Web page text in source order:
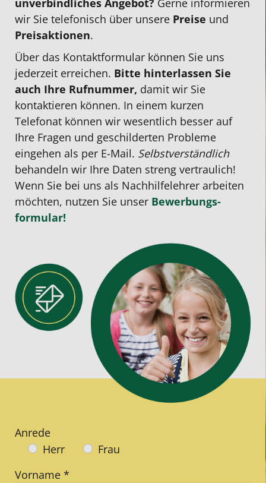
unverbindliches Angebot? Gerne informieren
wir Sie telefonisch über unsere Preise und
Preisaktionen.
Über das Kontakt­formular können Sie uns
jederzeit erreichen. Bitte hinterlassen Sie
auch Ihre Rufnummer, damit wir Sie
kontaktieren können. In einem kurzen
Telefonat können wir wesentlich besser auf
Ihre Fragen und geschilderten Probleme
eingehen als per E-Mail. Selbst­verständlich
behandeln wir Ihre Daten streng vertraulich!
Wenn Sie bei uns als Nachhilfe­lehrer arbeiten
möchten, nutzen Sie unser Bewerbungs­
formular!
Bitte lasse dieses Feld leer.
Bitte lasse dieses Feld leer.
Anrede
Herr
Frau
Vorname *